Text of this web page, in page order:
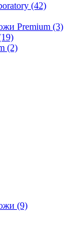
(42)
Premium (3)
(2)
(9)